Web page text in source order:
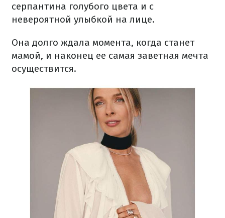
серпантина голубого цвета и с
невероятной улыбкой на лице.
Она долго ждала момента, когда станет
мамой, и наконец ее самая заветная мечта
осуществится.